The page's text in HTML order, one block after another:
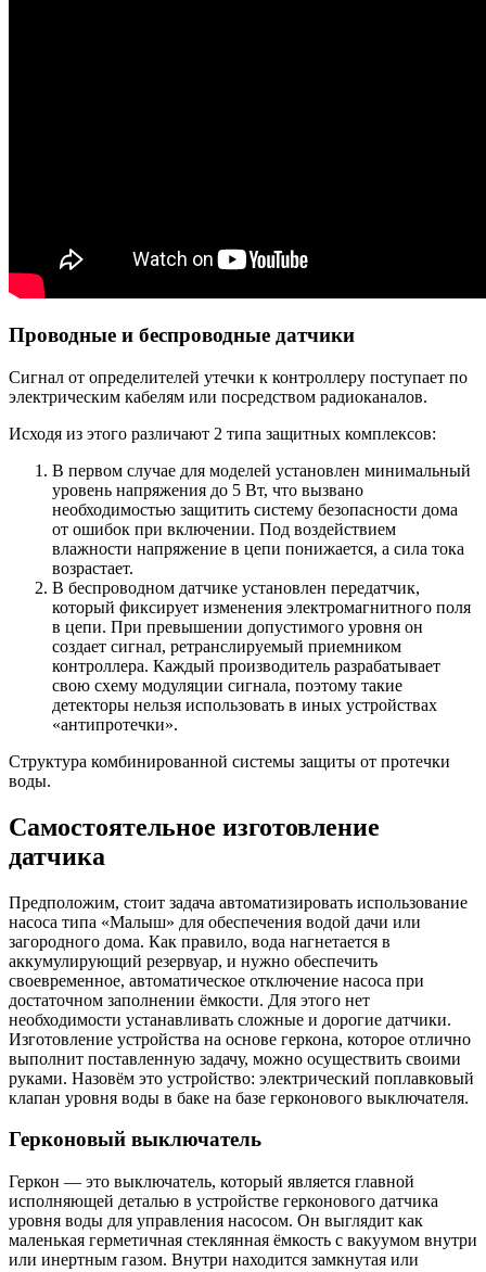
Проводные и беспроводные датчики
Сигнал от определителей утечки к контроллеру поступает по
электрическим кабелям или посредством радиоканалов.
Исходя из этого различают 2 типа защитных комплексов:
В первом случае для моделей установлен минимальный
уровень напряжения до 5 Вт, что вызвано
необходимостью защитить систему безопасности дома
от ошибок при включении. Под воздействием
влажности напряжение в цепи понижается, а сила тока
возрастает.
В беспроводном датчике установлен передатчик,
который фиксирует изменения электромагнитного поля
в цепи. При превышении допустимого уровня он
создает сигнал, ретранслируемый приемником
контроллера. Каждый производитель разрабатывает
свою схему модуляции сигнала, поэтому такие
детекторы нельзя использовать в иных устройствах
«антипротечки».
Структура комбинированной системы защиты от протечки
воды.
Самостоятельное изготовление
датчика
Предположим, стоит задача автоматизировать использование
насоса типа «Малыш» для обеспечения водой дачи или
загородного дома. Как правило, вода нагнетается в
аккумулирующий резервуар, и нужно обеспечить
своевременное, автоматическое отключение насоса при
достаточном заполнении ёмкости. Для этого нет
необходимости устанавливать сложные и дорогие датчики.
Изготовление устройства на основе геркона, которое отлично
выполнит поставленную задачу, можно осуществить своими
руками. Назовём это устройство: электрический поплавковый
клапан уровня воды в баке на базе герконового выключателя.
Герконовый выключатель
Геркон — это выключатель, который является главной
исполняющей деталью в устройстве герконового датчика
уровня воды для управления насосом. Он выглядит как
маленькая герметичная стеклянная ёмкость с вакуумом внутри
или инертным газом. Внутри находится замкнутая или